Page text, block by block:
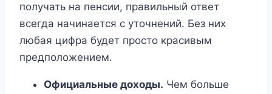
получать на пенсии, правильный ответ
всегда начинается с уточнений. Без них
любая цифра будет просто красивым
предположением.
Официальные доходы. Чем больше